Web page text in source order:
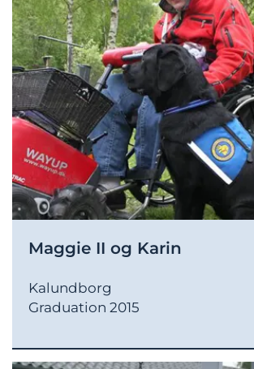
Maggie II og Karin
Kalundborg
Graduation 2015